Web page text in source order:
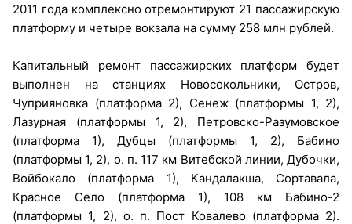
2011 года комплексно отремонтируют 21 пассажирскую
платформу и четыре вокзала на сумму 258 млн рублей.
Капитальный ремонт пассажирских платформ будет
выполнен на станциях Новосокольники, Остров,
Чуприяновка (платформа 2), Сенеж (платформы 1, 2),
Лазурная (платформы 1, 2), Петровско-Разумовское
(платформа 1), Дубцы (платформы 1, 2), Бабино
(платформы 1, 2), о. п. 117 км Витебской линии, Дубочки,
Войбокало (платформа 1), Кандалакша, Сортавала,
Красное Село (платформа 1), 108 км Бабино-2
(платформы 1, 2), о. п. Пост Ковалево (платформа 2).